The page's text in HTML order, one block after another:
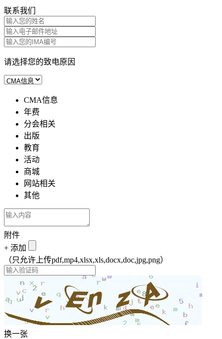
联系我们
请选择您的致电原因
CMA信息
年费
分会相关
出版
教育
活动
商城
网站相关
其他
附件
+ 添加
（只允许上传pdf,mp4,xlsx,xls,docx,doc,jpg,png）
换一张